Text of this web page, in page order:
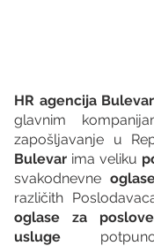
HR agencija Bulevar
glavnim
zapošljavanje u
Bulevar ima veliku
svakodnevne
oglase za poslove
usluge